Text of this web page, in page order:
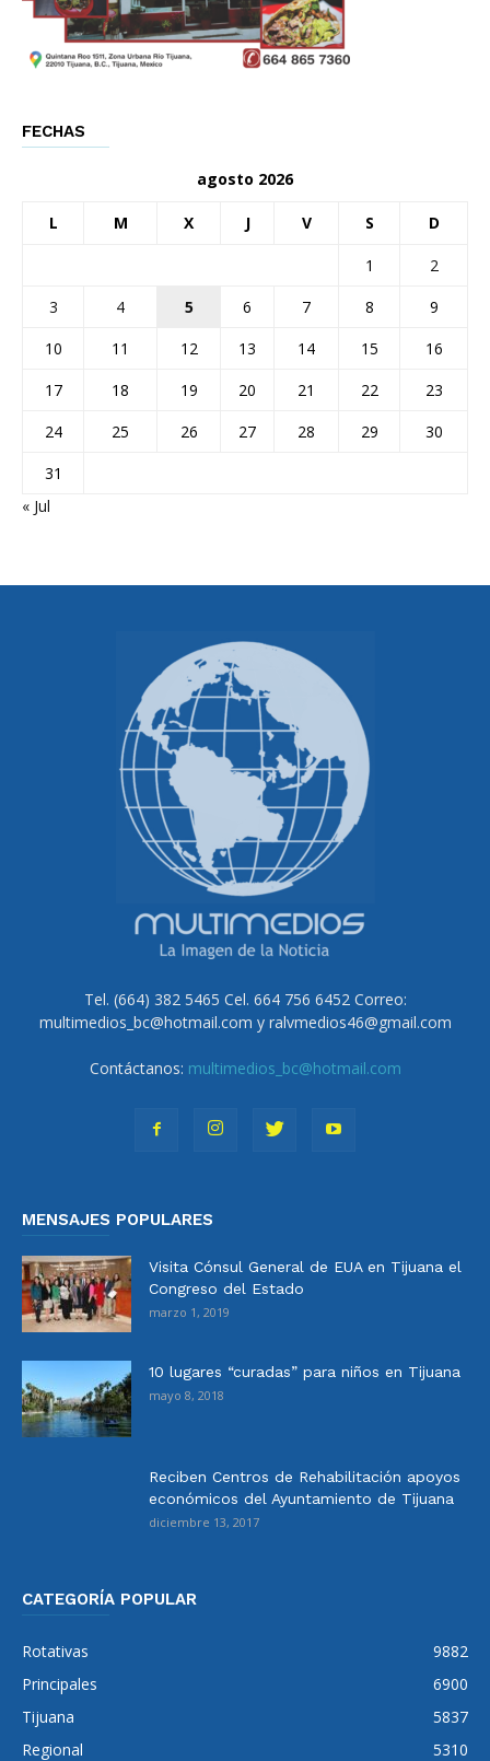
FECHAS
agosto 2026
L M X J V S D
1
2
3
4 5 6 7 8
9
10
11 12 13 14 15
16
17
18 19 20 21 22
23
24
25 26 27 28 29
30
31
« Jul
Tel. (664) 382 5465 Cel. 664 756 6452 Correo:
multimedios_bc@hotmail.com y ralvmedios46@gmail.com
Contáctanos: multimedios_bc@hotmail.com
MENSAJES POPULARES
Visita Cónsul General de EUA en Tijuana el
Congreso del Estado
marzo 1, 2019
10 lugares “curadas” para niños en Tijuana
mayo 8, 2018
Reciben Centros de Rehabilitación apoyos
económicos del Ayuntamiento de Tijuana
diciembre 13, 2017
CATEGORÍA POPULAR
Rotativas
9882
Principales
6900
Tijuana
5837
Regional
5310